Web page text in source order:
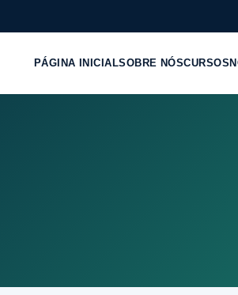
PÁGINA INICIALSOBRE NÓSCURSOS